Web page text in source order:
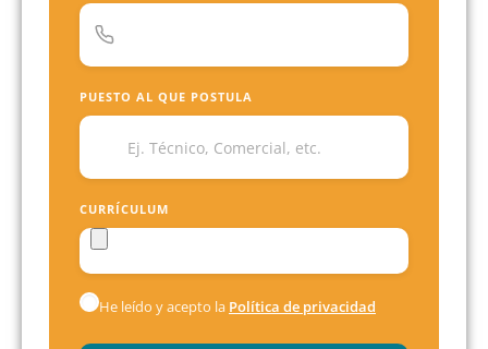
PUESTO AL QUE POSTULA
CURRÍCULUM
He leído y acepto la Política de privacidad